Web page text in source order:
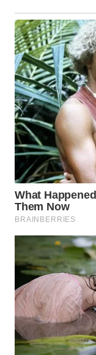
WN
LABUHANBATU
WN
TAPANULI
TENGAH
WN DELI
SERDANG
WN
TEBING
TINGGI
WN
PAKPAK
WN
KARAWANG
WN
BEKASI